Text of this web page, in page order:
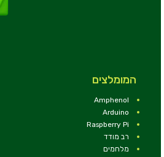
המומלצים
Amphenol
Arduino
Raspberry Pi
רב מודד
מלחמים